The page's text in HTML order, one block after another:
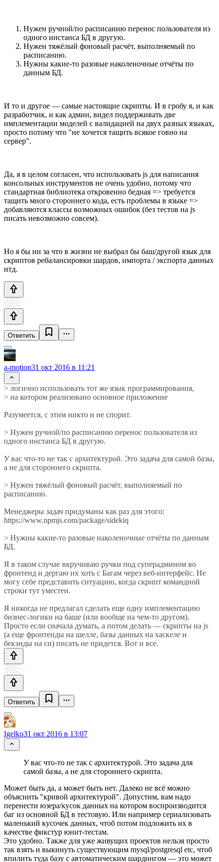
Нужен ручной/по расписанию перенос пользователя из
одного инстанса БД в другую.
Нужен тяжёлый фоновый расчёт, выполняемый по
расписанию.
Нужны какие-то разовые наколеночные отчёты по
данным БД.
И то и другое — самые настоящие скрипты. И в гробу я, и как
разработчик, и как админ, видел поддерживать две
имплементации моделей с валидацией на двух разных языках,
просто потому что "не хочется тащить всякое говно на
сервер".
Да, я в целом согласен, что использовать js для написания
консольных инструментов не очень удобно, потому что
стандартная библиотека откровенно бедная => требуется
тащить много стороннего кода, есть проблемы в языке =>
добавляются классы возможных ошибок (без тестов на js
писать невозможно совсем).
Но я бы ни за что в жизни не выбрал бы баш/другой язык для
скриптов ребалансировки шардов, импорта / экспорта данных
итд.
Ответить
a-motion31 окт 2016 в 11:21
> логично использовать тот же язык программирования,
> на котором реализовано основное приложение
Разумеется, с этим никто и не спорит.
> Нужен ручной/по расписанию перенос пользователя из
одного инстанса БД в другую.
У вас что-то не так с архитектурой. Это задача для самой базы,
а не для стороннего скрипта.
> Нужен тяжёлый фоновый расчёт, выполняемый по
расписанию.
Менеджеры задач придуманы как раз для этого:
https://www.npmjs.com/package/sidekiq
> Нужны какие-то разовые наколеночные отчёты по данным
БД.
Я в таком случае вкручиваю ручки под суперадмином во
фронтенд и дергаю их хоть с Багам через веб-интерфейс. Не
могу себе представить ситуацию, когда скрипт командной
строки тут уместен.
Я никогда не предлагал сделать еще одну имплементацию
бизнес-логики на баше (или вообще на чем-то другом).
Просто если сначала думать, а потом делать — скрипты на js
(а еще фронтенды на шелле, базы данных на хаскеле и
бекэнды на си) писать не придется. Вот и все.
Ответить
Igelko31 окт 2016 в 13:07
У вас что-то не так с архитектурой. Это задача для
самой базы, а не для стороннего скрипта.
Может быть да, а может быть нет. Далеко не всё можно
объяснить "кривой архитектурой". Допустим, вам надо
перенести юзера/кусок данных на котором воспроизводится
баг из основной БД в тестовую. Или например сериализовать
маленький кусочек данных, чтоб потом подложить их в
качестве фикстур юнит-тестам.
Это удобно. Также для уже живущих проектов нельзя просто
так взять и выкинуть существующим mysql/postgresql etc, чтоб
впилить туда базу с автоматическим шардингом — это может